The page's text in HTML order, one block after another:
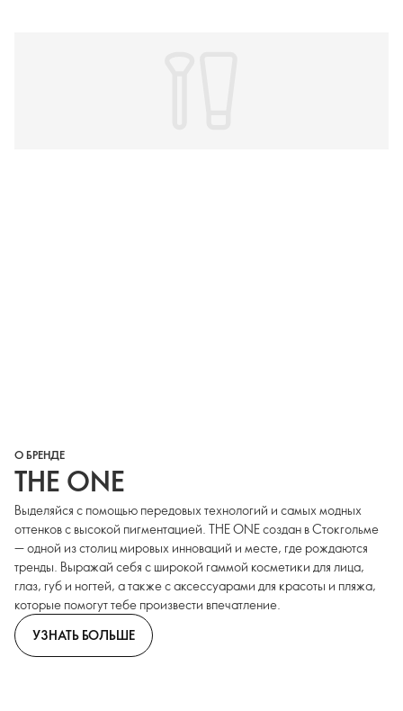
О БРЕНДЕ
THE ONE
Выделяйся с помощью передовых технологий и самых модных
оттенков с высокой пигментацией. THE ONE создан в Стокгольме
— одной из столиц мировых инноваций и месте, где рождаются
тренды. Выражай себя с широкой гаммой косметики для лица,
глаз, губ и ногтей, а также с аксессуарами для красоты и пляжа,
которые помогут тебе произвести впечатление.
УЗНАТЬ БОЛЬШЕ